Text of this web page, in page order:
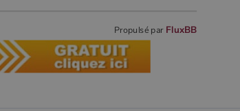
Propulsé par FluxBB